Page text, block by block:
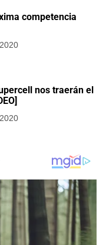
competencia
nos traerán el